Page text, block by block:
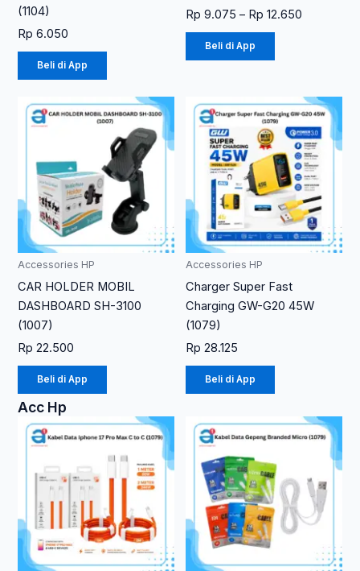
(1104)
Rp 6.050
Beli di App
Rp 9.075 – Rp 12.650
Beli di App
produk
Accessories HP
CAR HOLDER MOBIL
DASHBOARD SH-3100
(1007)
Rp 22.500
Beli di App
Accessories HP
Charger Super Fast
Charging GW-G20 45W
(1079)
Rp 28.125
Beli di App
Acc Hp
Rentang
harga:
Rp 17.250
hingga
Rp 22.500
Produk
ini
memiliki
beberapa
Pilihan
ini
dapat